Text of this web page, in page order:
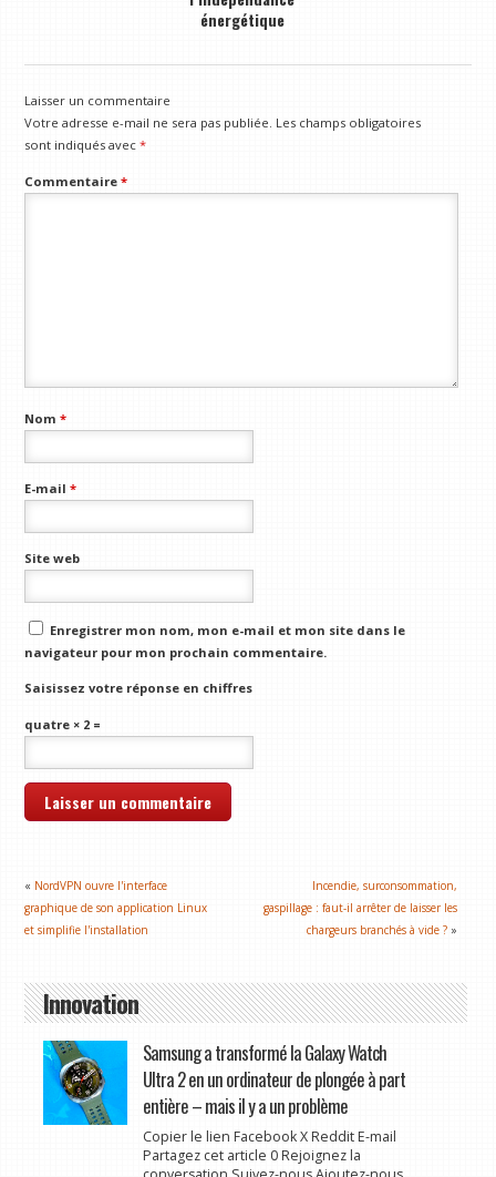
énergétique
Laisser un commentaire
Votre adresse e-mail ne sera pas publiée. Les champs obligatoires
sont indiqués avec*
Commentaire*
Nom*
E-mail*
Site web
Enregistrer mon nom, mon e-mail et mon site dans le
navigateur pour mon prochain commentaire.
Saisissez votre réponse en chiffres
quatre × 2 =
« NordVPN ouvre l'interface
graphique de son application Linux
et simplifie l'installation
Incendie, surconsommation,
gaspillage : faut-il arrêter de laisser les
chargeurs branchés à vide ? »
Innovation
Samsung a transformé la Galaxy Watch
Ultra 2 en un ordinateur de plongée à part
entière – mais il y a un problème
Copier le lien Facebook X Reddit E-mail
Partagez cet article 0 Rejoignez la